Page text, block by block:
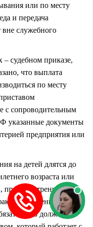
или по месту
и передача
вне служебного
судебном приказе,
что выплата
по месту
с сопроводительным
указанные документы
предприятия или
на детей длятся до
возраста или
предусмотренных
выполнения
должен